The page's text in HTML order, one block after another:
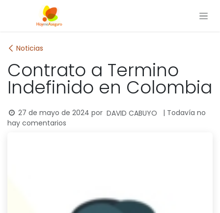
Ir al contenido
Noticias
Contrato a Termino
Indefinido en Colombia
27 de mayo de 2024 por DAVID CABUYO
| Todavía no
hay comentarios